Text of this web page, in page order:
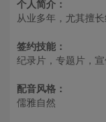
个人简介：
从业多年，尤其擅
签约技能：
纪录片，专题片，
配音风格：
儒雅自然